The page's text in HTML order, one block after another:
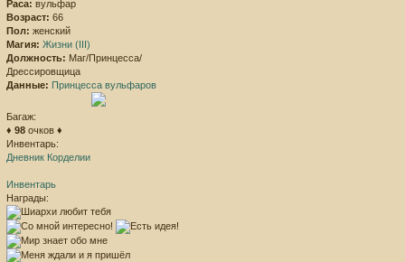
Раса: вульфар
Возраст: 66
Пол: женский
Магия: Жизни (III)
Должность: Маг/Принцесса/
Дрессировщица
Данные: Принцесса вульфаров
Багаж:
♦ 98 очков ♦
Инвентарь:
Дневник Корделии
Инвентарь
Награды: